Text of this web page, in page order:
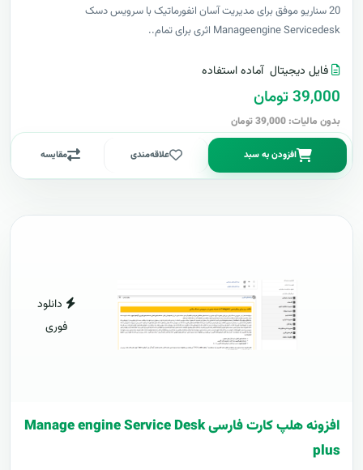
20 سناریو موفق برای مدیریت آسان انفورماتیک با سرویس دسک
Manageengine Servicedesk اثری برای تمام..
فایل دیجیتال آماده استفاده
39,000 تومان
بدون مالیات: 39,000 تومان
افزودن به سبد علاقه‌مندی مقایسه
دانلود
فوری
افزونه هلپ کارت فارسی Manage engine Service Desk
plus